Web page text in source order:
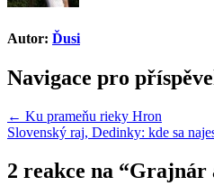
Autor: Ďusi
Navigace pro
← Ku prameňu rieky Hron
Slovenský raj, Dedinky: kde sa
2 reakce na “Grajnár